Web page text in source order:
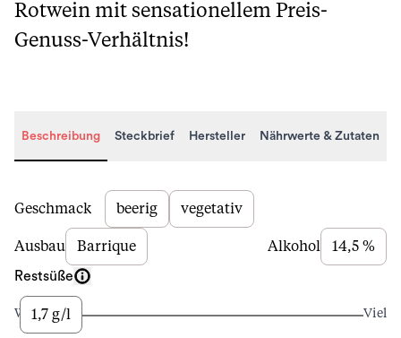
Rotwein mit sensationellem Preis-
Genuss-Verhältnis!
Beschreibung Steckbrief Hersteller Nährwerte & Zutaten
Beschreibung
Geschmack beerig vegetativ
Ausbau Barrique Alkohol 14,5 %
Restsüße
Wenig1,7 g/l Viel